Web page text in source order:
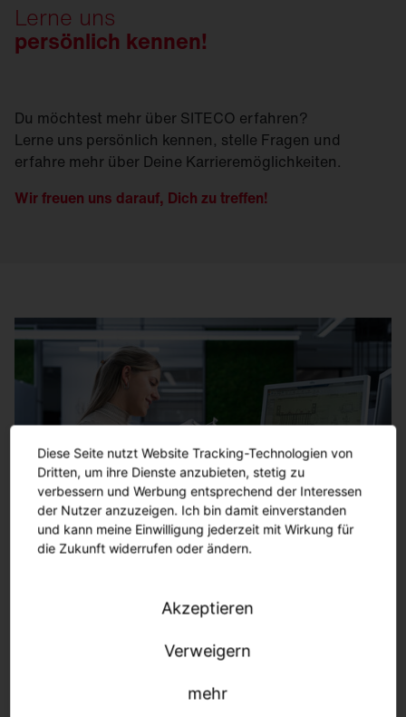
Lerne uns
persönlich kennen!
Du möchtest mehr über SITECO erfahren?
Lerne uns persönlich kennen, stelle Fragen und
erfahre mehr über Deine Karrieremöglichkeiten.
Wir freuen uns darauf, Dich zu treffen!
Girls'Day 2026
Als Teilnehmerin habt ihr die Gelegenheit, unsere
kennenzulernen und interessante Einblicke in unser
Diese Seite nutzt Website Tracking-Technologien von
Dritten, um ihre Dienste anzubieten, stetig zu
verbessern und Werbung entsprechend der Interessen
der Nutzer anzuzeigen. Ich bin damit einverstanden
und kann meine Einwilligung jederzeit mit Wirkung für
die Zukunft widerrufen oder ändern.
Akzeptieren
Verweigern
mehr